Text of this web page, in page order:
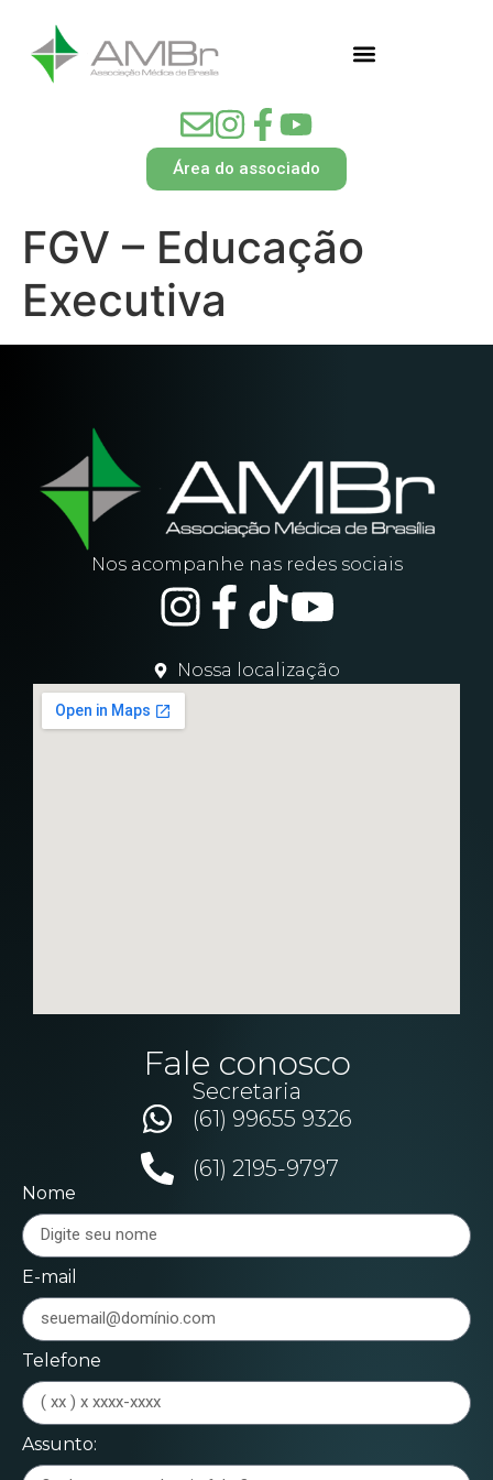
Área do associado
FGV – Educação
Executiva
Nos acompanhe nas redes sociais
Nossa localização
Fale conosco
Secretaria
(61) 99655 9326
(61) 2195-9797
Nome
E-mail
Telefone
Assunto: